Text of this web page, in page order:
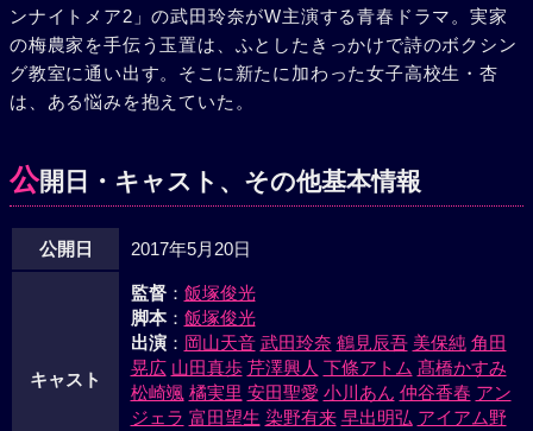
ンナイトメア2」の武田玲奈がW主演する青春ドラマ。実家
の梅農家を手伝う玉置は、ふとしたきっかけで詩のボクシン
グ教室に通い出す。そこに新たに加わった女子高校生・杏
は、ある悩みを抱えていた。
公開日・キャスト、その他基本情報
公開日 2017年5月20日
キャスト
監督： 飯塚俊光
脚本： 飯塚俊光
出演： 岡山天音 武田玲奈 鶴見辰吾 美保純 角田
晃広 山田真歩 芹澤興人 下條アトム 髙橋かすみ
松崎颯 橘実里 安田聖愛 小川あん 仲谷香春 アン
ジェラ 富田望生 染野有来 早出明弘 アイアム野